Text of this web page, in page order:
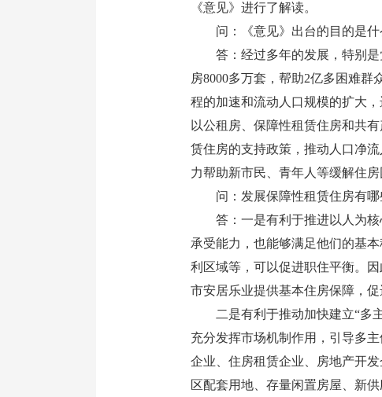
《意见》进行了解读。
问：《意见》出台的目的是什
答：经过多年的发展，特别是
房8000多万套，帮助2亿多困难
程的加速和流动人口规模的扩大
以公租房、保障性租赁住房和共
赁住房的支持政策，推动人口净
力帮助新市民、青年人等缓解住房
问：发展保障性租赁住房有哪
答：一是有利于推进以人为核
承受能力，也能够满足他们的基
利区域等，可以促进职住平衡。
市安居乐业提供基本住房保障，促
二是有利于推动加快建立“多主
充分发挥市场机制作用，引导多
企业、住房租赁企业、房地产开
区配套用地、存量闲置房屋、新